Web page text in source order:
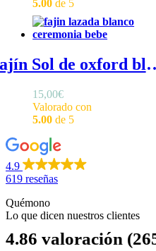
5.00 de 5
Fajín Sol de oxford blanco
15,00€
Valorado con
5.00 de 5
4.9
619 reseñas
Quémono
Lo que dicen nuestros clientes
4.86 valoración